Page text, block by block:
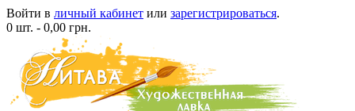
Войти в личный кабинет или зарегистрироваться.
0 шт. - 0,00 грн.